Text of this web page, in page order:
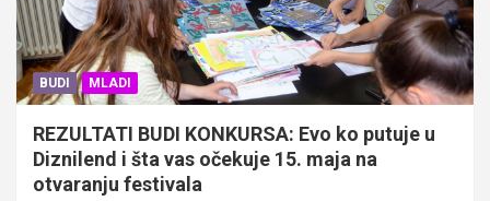
BUDI MLADI
REZULTATI BUDI KONKURSA: Evo ko putuje u
Diznilend i šta vas očekuje 15. maja na
otvaranju festivala